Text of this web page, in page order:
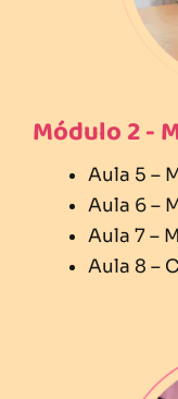
Módulo 2 -
Aula 5 –
Aula 6 –
Aula 7 –
Aula 8 –